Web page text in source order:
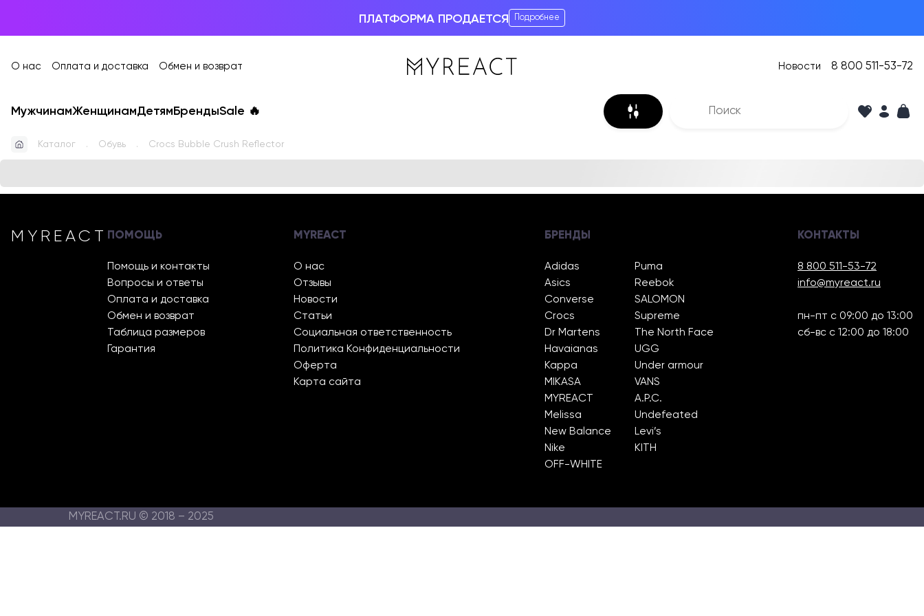
ПЛАТФОРМА ПРОДАЕТСЯ Подробнее
О нас Оплата и доставка Обмен и возврат Новости 8 800 511-53-72
МужчинамЖенщинамДетям БрендыSale 🔥
Каталог Обувь Crocs Bubble Crush Reflector
MYREACT ПОМОЩЬ
Помощь и контакты
Вопросы и ответы
Оплата и доставка
Обмен и возврат
Таблица размеров
Гарантия
MYREACT
О нас
Отзывы
Новости
Статьи
Социальная ответственность
Политика Конфиденциальности
Оферта
Карта сайта
БРЕНДЫ
Adidas
Asics
Converse
Crocs
Dr Martens
Havaianas
Kappa
MIKASA
MYREACT
Melissa
New Balance
Nike
OFF-WHITE
Puma
Reebok
SALOMON
Supreme
The North Face
UGG
Under armour
VANS
A.P.C.
Undefeated
Levi’s
KITH
КОНТАКТЫ
8 800 511-53-72
info@myreact.ru
пн-пт с 09:00 до 13:00
сб-вс с 12:00 до 18:00
MYREACT.RU © 2018 – 2025